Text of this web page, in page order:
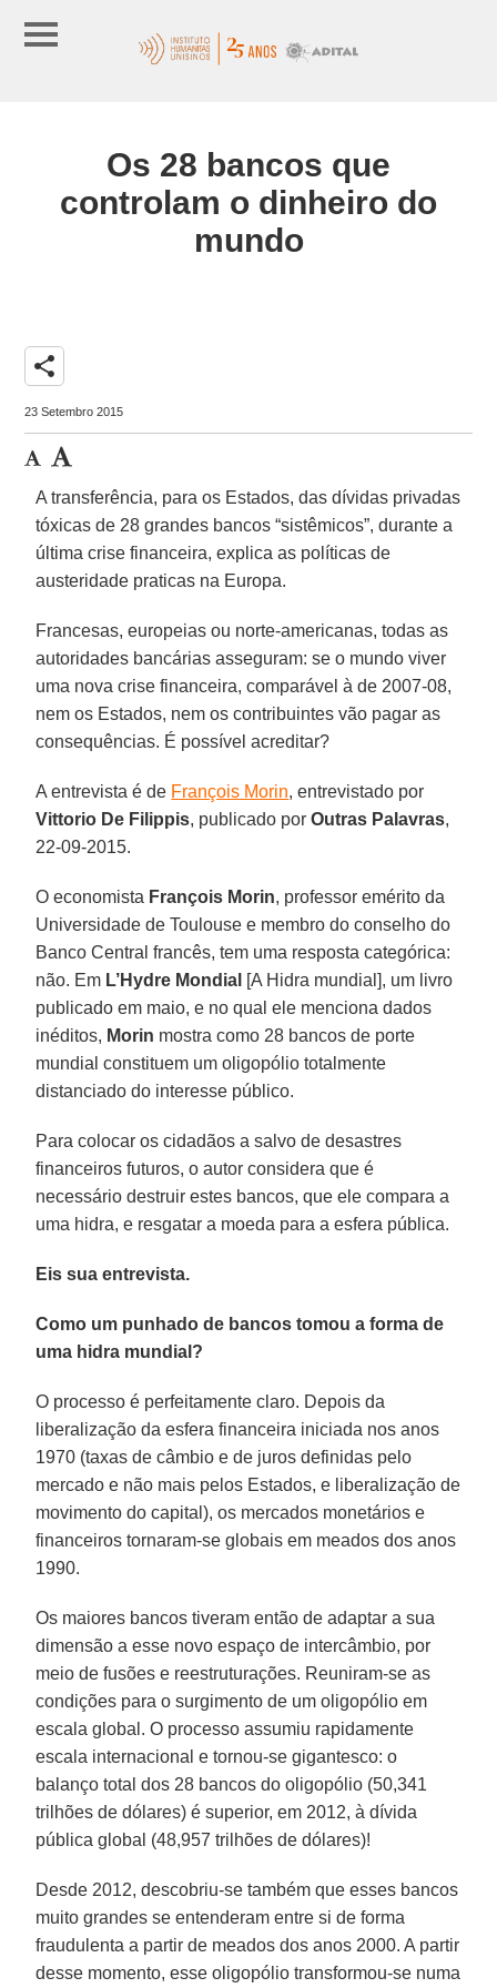
Os 28 bancos que
controlam o dinheiro do
mundo
share
23 Setembro 2015
A transferência, para os Estados, das dívidas privadas
tóxicas de 28 grandes bancos “sistêmicos”, durante a
última crise financeira, explica as políticas de
austeridade praticas na Europa.
Francesas, europeias ou norte-americanas, todas as
autoridades bancárias asseguram: se o mundo viver
uma nova crise financeira, comparável à de 2007-08,
nem os Estados, nem os contribuintes vão pagar as
consequências. É possível acreditar?
A entrevista é de François Morin, entrevistado por
Vittorio De Filippis, publicado porOutras Palavras,
22-09-2015.
O economista François Morin, professor emérito da
Universidade de Toulouse e membro do conselho do
Banco Central francês, tem uma resposta categórica:
não. Em L’Hydre Mondial [A Hidra mundial], um livro
publicado em maio, e no qual ele menciona dados
inéditos, Morin mostra como 28 bancos de porte
mundial constituem um oligopólio totalmente
distanciado do interesse público.
Para colocar os cidadãos a salvo de desastres
financeiros futuros, o autor considera que é
necessário destruir estes bancos, que ele compara a
uma hidra, e resgatar a moeda para a esfera pública.
Eis sua entrevista.
Como um punhado de bancos tomou a forma de
uma hidra mundial?
O processo é perfeitamente claro. Depois da
liberalização da esfera financeira iniciada nos anos
1970 (taxas de câmbio e de juros definidas pelo
mercado e não mais pelos Estados, e liberalização de
movimento do capital), os mercados monetários e
financeiros tornaram-se globais em meados dos anos
1990.
Os maiores bancos tiveram então de adaptar a sua
dimensão a esse novo espaço de intercâmbio, por
meio de fusões e reestruturações. Reuniram-se as
condições para o surgimento de um oligopólio em
escala global. O processo assumiu rapidamente
escala internacional e tornou-se gigantesco: o
balanço total dos 28 bancos do oligopólio (50,341
trilhões de dólares) é superior, em 2012, à dívida
pública global (48,957 trilhões de dólares)!
Desde 2012, descobriu-se também que esses bancos
muito grandes se entenderam entre si de forma
fraudulenta a partir de meados dos anos 2000. A partir
desse momento, esse oligopólio transformou-se numa